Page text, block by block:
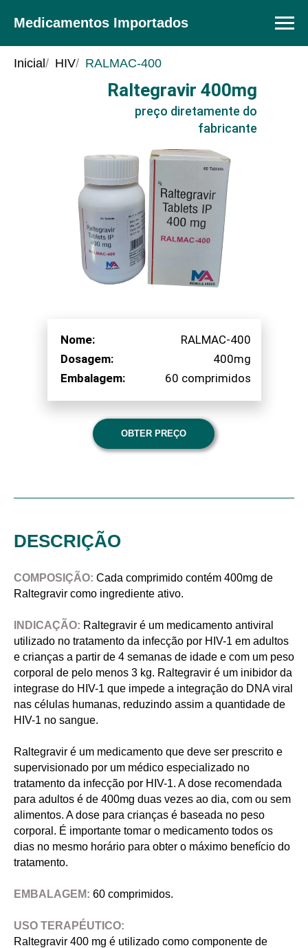
Medicamentos Importados
Inicial / HIV/ RALMAC-400
Raltegravir 400mg
preço
preço diretamente do
fabricante
OBTER PREÇO
Nome:
Dosagem:
Embalagem:
RALMAC-400
400mg
60 comprimidos
DESCRIÇÃO
COMPOSIÇÃO: Cada comprimido contém 400mg de
Raltegravir como ingrediente ativo.
INDICAÇÃO: Raltegravir é um medicamento antiviral
utilizado no tratamento da infecção por HIV-1 em adultos
e crianças a partir de 4 semanas de idade e com um peso
corporal de pelo menos 3 kg. Raltegravir é um inibidor da
integrase do HIV-1 que impede a integração do DNA viral
nas células humanas, reduzindo assim a quantidade de
HIV-1 no sangue.
Raltegravir é um medicamento que deve ser prescrito e
supervisionado por um médico especializado no
tratamento da infecção por HIV-1. A dose recomendada
para adultos é de 400mg duas vezes ao dia, com ou sem
alimentos. A dose para crianças é baseada no peso
corporal. É importante tomar o medicamento todos os
dias no mesmo horário para obter o máximo benefício do
tratamento.
EMBALAGEM: 60 comprimidos.
USO TERAPÉUTICO:
Raltegravir 400 mg é utilizado como componente de